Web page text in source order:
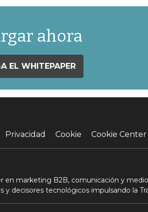
ahora
EL WHITEPAPER
Privacidad Cookie Cookie Center
en marketing B2B, comunicación y
decisores tecnológicos impulsando la